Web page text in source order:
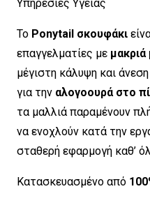
Υπηρεσίες Υγείας
Το Ponytail σκουφάκι
επαγγελματίες με μακριά
μέγιστη κάλυψη και
για την αλογοουρά στο
τα μαλλιά παραμένουν
να ενοχλούν κατά την
σταθερή εφαρμογή καθ’
Κατασκευασμένο από